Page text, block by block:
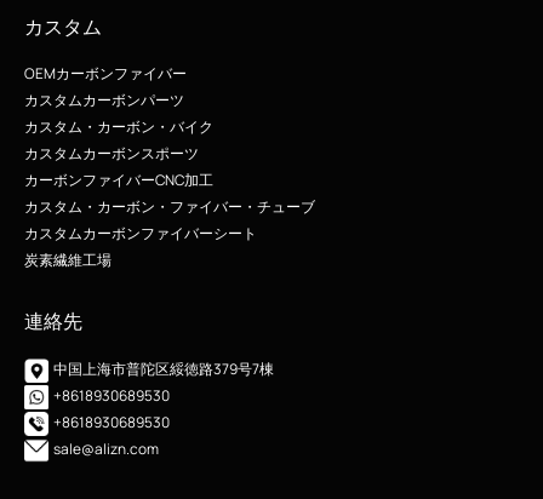
カスタム
OEMカーボンファイバー
カスタムカーボンパーツ
カスタム・カーボン・バイク
カスタムカーボンスポーツ
カーボンファイバーCNC加工
カスタム・カーボン・ファイバー・チューブ
カスタムカーボンファイバーシート
炭素繊維工場
連絡先
中国上海市普陀区綏徳路379号7棟
+8618930689530
+8618930689530
sale@alizn.com